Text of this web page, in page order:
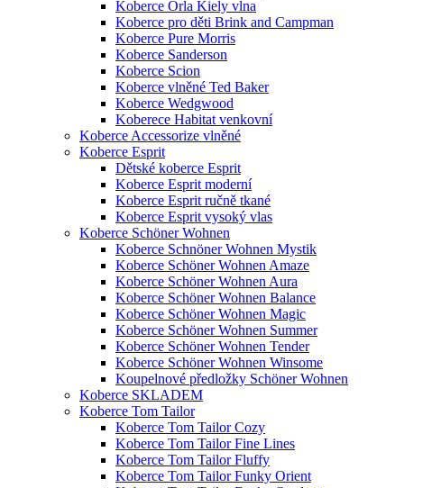
Koberce Orla Kiely vlna
Koberce pro děti Brink and Campman
Koberce Pure Morris
Koberce Sanderson
Koberce Scion
Koberce vlněné Ted Baker
Koberce Wedgwood
Koberece Habitat venkovní
Koberce Accessorize vlněné
Koberce Esprit
Dětské koberce Esprit
Koberce Esprit moderní
Koberce Esprit ručně tkané
Koberce Esprit vysoký vlas
Koberce Schöner Wohnen
Koberce Schnöner Wohnen Mystik
Koberce Schöner Wohnen Amaze
Koberce Schöner Wohnen Aura
Koberce Schöner Wohnen Balance
Koberce Schöner Wohnen Magic
Koberce Schöner Wohnen Summer
Koberce Schöner Wohnen Tender
Koberce Schöner Wohnen Winsome
Koupelnové předložky Schöner Wohnen
Koberce SKLADEM
Koberce Tom Tailor
Koberce Tom Tailor Cozy
Koberce Tom Tailor Fine Lines
Koberce Tom Tailor Fluffy
Koberce Tom Tailor Funky Orient